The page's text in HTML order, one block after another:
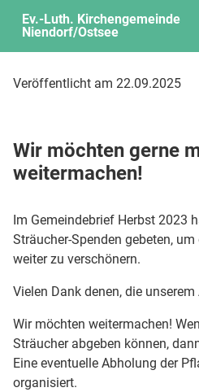
Ev.-Luth. Kirchengemeinde
Niendorf/Ostsee
Veröffentlicht am 22.09.2025
Wir möchten gerne
weitermachen!
Im Gemeindebrief Herbst 2023
Sträucher-Spenden gebeten,
weiter zu verschönern.
Vielen Dank denen, die
Wir möchten weitermachen!
Sträucher abgeben können,
Eine eventuelle Abholung der
organisiert.